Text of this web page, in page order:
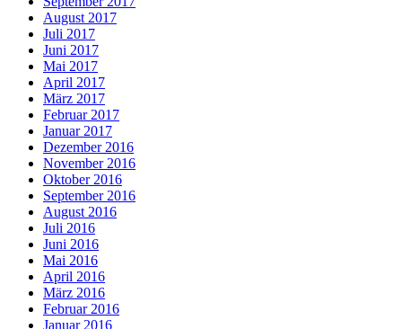
August 2017
Juli 2017
Juni 2017
Mai 2017
April 2017
März 2017
Februar 2017
Januar 2017
Dezember 2016
November 2016
Oktober 2016
September 2016
August 2016
Juli 2016
Juni 2016
Mai 2016
April 2016
März 2016
Februar 2016
Januar 2016